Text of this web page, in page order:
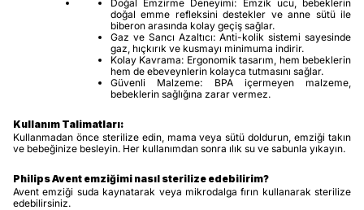
Doğal Emzirme Deneyimi: Emzik ucu, bebeklerin
doğal emme refleksini destekler ve anne sütü ile
biberon arasında kolay geçiş sağlar.
Gaz ve Sancı Azaltıcı: Anti-kolik sistemi sayesinde
gaz, hıçkırık ve kusmayı minimuma indirir.
Kolay Kavrama: Ergonomik tasarım, hem bebeklerin
hem de ebeveynlerin kolayca tutmasını sağlar.
Güvenli Malzeme: BPA içermeyen malzeme,
bebeklerin sağlığına zarar vermez.
Kullanım Talimatları:
Kullanmadan önce sterilize edin, mama veya sütü doldurun, emziği takın
ve bebeğinize besleyin. Her kullanımdan sonra ılık su ve sabunla yıkayın.
Philips Avent emziğimi nasıl sterilize edebilirim?
Avent emziği suda kaynatarak veya mikrodalga fırın kullanarak sterilize
edebilirsiniz.